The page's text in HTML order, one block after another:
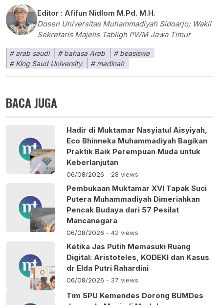
Editor : Afifun Nidlom M.Pd. M.H.
Dosen Universitas Muhammadiyah Sidoarjo; Wakil
Sekretaris Majelis Tabligh PWM Jawa Timur
arab saudi bahasa Arab
beasiswa
King Saud University
madinah
BACA JUGA
Hadir di Muktamar Nasyiatul Aisyiyah,
Eco Bhinneka Muhammadiyah Bagikan
Praktik Baik Perempuan Muda untuk
Keberlanjutan
06/08/2026 - 28 views
Pembukaan Muktamar XVI Tapak Suci
Putera Muhammadiyah Dimeriahkan
Pencak Budaya dari 57 Pesilat
Mancanegara
06/08/2026 - 42 views
Ketika Jas Putih Memasuki Ruang
Digital: Aristoteles, KODEKI dan Kasus
dr Elda Putri Rahardini
06/08/2026 - 37 views
Tim SPU Kemendes Dorong BUMDes